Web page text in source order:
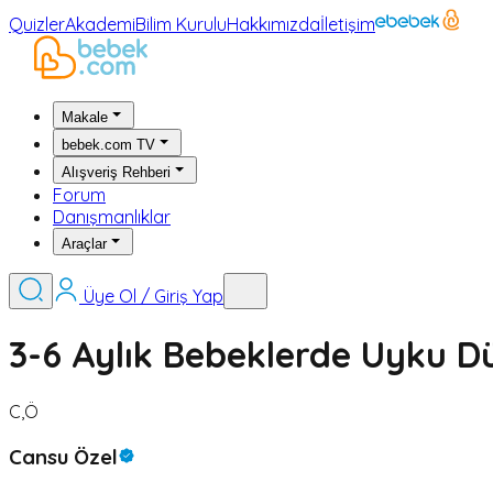
QuizlerAkademiBilim KuruluHakkımızdaİletişim
Makale
bebek.com TV
Alışveriş Rehberi
Forum
Danışmanlıklar
Araçlar
Üye Ol / Giriş Yap
3-6 Aylık Bebeklerde Uyku
C,Ö
Cansu Özel